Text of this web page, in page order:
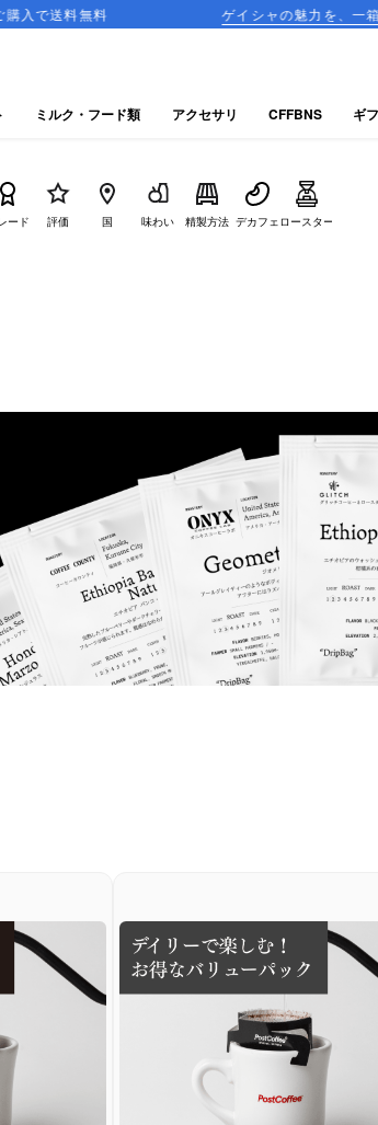
ゲイシャの魅力を、一箱に詰め込んだ飲み
ード 評価 国 味わい 精製方法 デカフェロースター
ミルク・フード類 アクセサリ CFFBNS ギ